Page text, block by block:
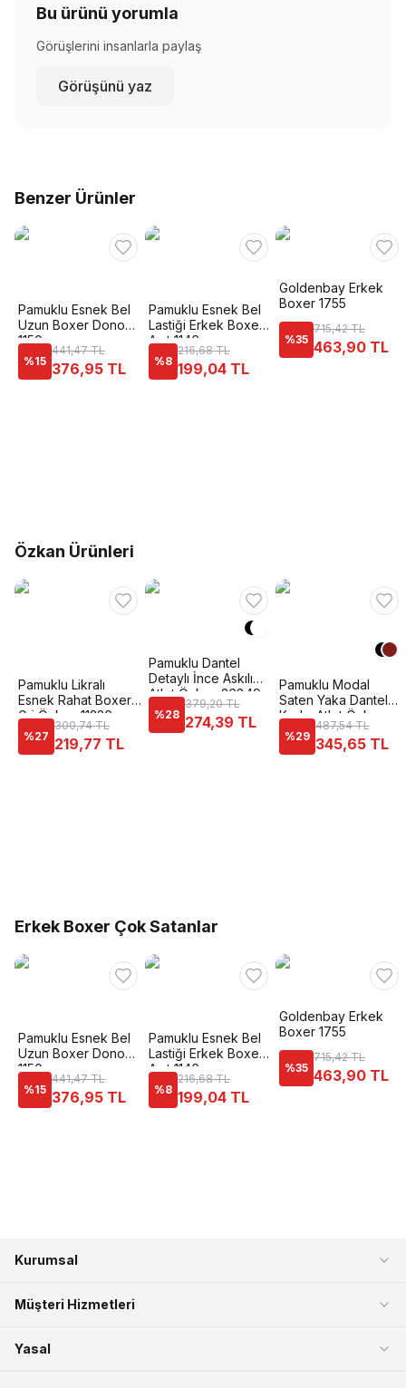
Bu ürünü yorumla
Görüşlerini insanlarla paylaş
Görüşünü yaz
Benzer Ürünler
Pamuklu Esnek Bel
Uzun Boxer Dono
1150
%15
441,47 TL
376,95 TL
Pamuklu Esnek Bel
Lastiği Erkek Boxer
Anıt 1146
%8
216,68 TL
199,04 TL
Goldenbay Erkek
Boxer 1755
%35
715,42 TL
463,90 TL
Özkan Ürünleri
Pamuklu Likralı
Esnek Rahat Boxer
Gri Özkan 11226
%27
300,74 TL
219,77 TL
Pamuklu Dantel
Detaylı İnce Askılı
Atlet Özkan 26849
%28
379,20 TL
274,39 TL
Pamuklu Modal
Saten Yaka Dantel
Kadın Atlet Özkan
25430
%29
487,54 TL
345,65 TL
Erkek Boxer Çok Satanlar
Pamuklu Esnek Bel
Uzun Boxer Dono
1150
%15
441,47 TL
376,95 TL
Pamuklu Esnek Bel
Lastiği Erkek Boxer
Anıt 1146
%8
216,68 TL
199,04 TL
Goldenbay Erkek
Boxer 1755
%35
715,42 TL
463,90 TL
Kurumsal
Müşteri Hizmetleri
Yasal